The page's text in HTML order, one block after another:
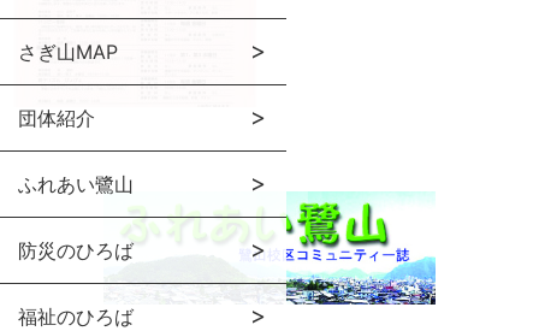
さぎ山MAP
団体紹介
ふれあい鷺山
防災のひろば
福祉のひろば